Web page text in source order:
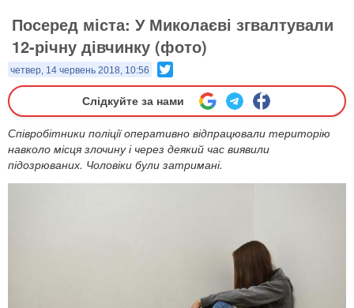
Посеред міста: У Миколаєві згвалтували
12-річну дівчинку (фото)
четвер, 14 червень 2018, 10:56
Слідкуйте за нами
Співробітники поліції оперативно відпрацювали територію
навколо місця злочину і через деякий час виявили
підозрюваних. Чоловіки були затримані.